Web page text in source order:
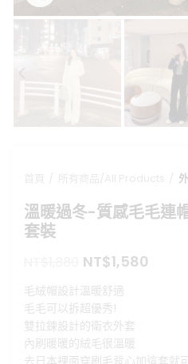
溫暖過冬-質感毛毛連
套裝
原
價
格：
NT$1,880。
NT$1,580
毛絨帽設計溫暖舒適
毛毛可以拆超優秀!
雙拉鍊設計的衛衣外套
內刷暖暖的絨毛很溫暖